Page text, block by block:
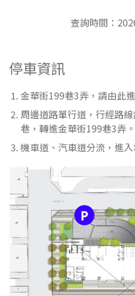
查詢時間：
停車資訊
金華街199巷3弄，請由此
周邊道路單行道，行經路
巷，轉進金華街199巷3弄。
機車道、汽車道分流，進入